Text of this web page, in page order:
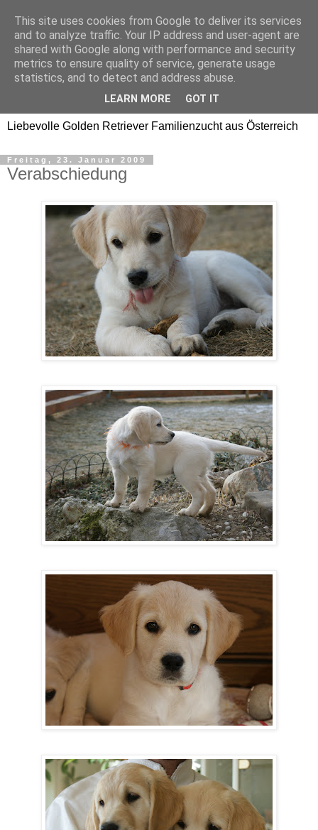
Golden Retriever Welpen
Familienzucht -
Goldwelpen
Liebevolle Golden Retriever Familienzucht aus Österreich
Freitag, 23. Januar 2009
Verabschiedung
This site uses cookies from Google to deliver its services
and to analyze traffic. Your IP address and user-agent are
shared with Google along with performance and security
metrics to ensure quality of service, generate usage
statistics, and to detect and address abuse.
LEARN MORE GOT IT